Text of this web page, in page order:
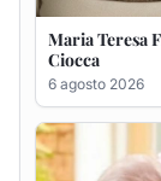
Giovanna
Decandia
5 agosto 2026